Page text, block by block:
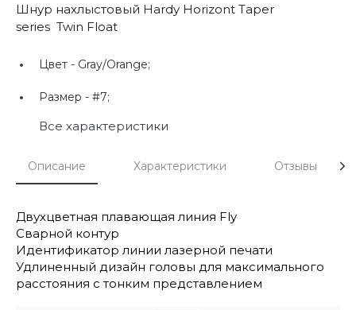
Шнур нахлыстовый Hardy Horizont Taper
series Twin Float
Цвет - Gray/Orange;
Размер - #7;
Все характеристики
Описание Характеристики Отзывы
Двухцветная плавающая линия Fly
Сварной контур
Идентификатор линии лазерной печати
Удлиненный дизайн головы для максимального
расстояния с тонким представлением